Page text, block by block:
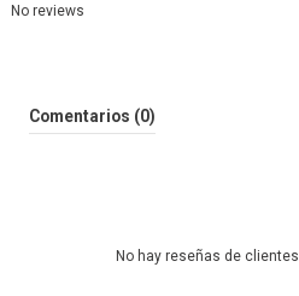
No reviews
Comentarios (0)
No hay reseñas de